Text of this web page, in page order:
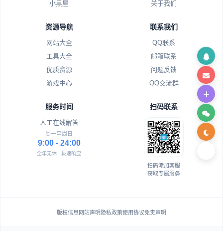
小黑屋
关于我们
资源导航
网站大全
工具大全
优质资源
游戏中心
联系我们
QQ联系
邮箱联系
问题反馈
QQ交流群
服务时间
人工在线解答
周一至周日
9:00 - 24:00
全年无休 · 极速响应
扫码联系
扫码添加客服
获取专属服务
版权信息网站声明 隐私政策使用协议免责声明